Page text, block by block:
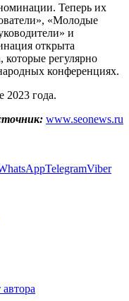
Теперь их
«Молодые
и
открыта
которые регулярно
конференциях.
2023 года.
www.seonews.ru
TelegramViber